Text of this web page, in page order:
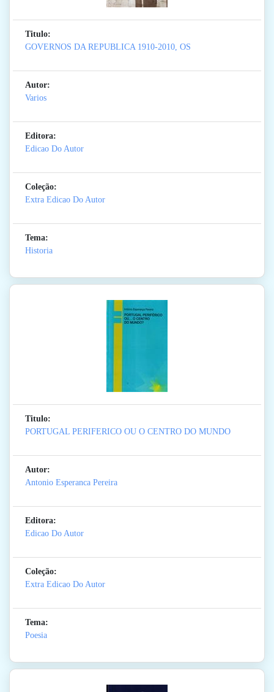
Titulo:
GOVERNOS DA REPUBLICA 1910-2010, OS
Autor:
Varios
Editora:
Edicao Do Autor
Coleção:
Extra Edicao Do Autor
Tema:
Historia
Titulo:
PORTUGAL PERIFERICO OU O CENTRO DO MUNDO
Autor:
Antonio Esperanca Pereira
Editora:
Edicao Do Autor
Coleção:
Extra Edicao Do Autor
Tema:
Poesia